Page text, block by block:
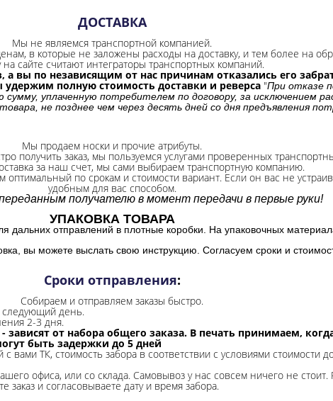
ДОСТАВКА
Мы не являемся транспортной компанией.
в которые не заложены расходы на доставку, и тем более на
на сайте считают интеграторы транспортных компаний.
вы по независящим от нас причинам отказались его
полную стоимость доставки и реверса "При отказе
уплаченную потребителем по договору, за исключением
не позднее чем через десять дней со дня предъявления
Мы продаем носки и прочие атрибуты.
получить заказ, мы пользуемся услугами проверенных
за наш счет, мы сами выбираем транспортную компанию.
по срокам и стоимости вариант. Если он вас не
удобным для вас способом.
получателю в момент передачи в первые руки!
УПАКОВКА ТОВАРА
дальних отправлений в плотные коробки. На упаковочных
вы можете выслать свою инструкцию. Согласуем сроки и
Сроки отправления:
Собираем и отправляем заказы быстро.
следующий день.
2-3 дня.
зависят от набора общего заказа. В печать принимаем,
быть задержки до 5 дней
вами ТК, стоимость забора в соответствии с условиями стоимости
офиса, или со склада. Самовывоз у нас совсем ничего не стоит.
заказ и согласовываете дату и время забора.